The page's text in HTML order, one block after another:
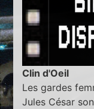
Clin d'Oeil
Les gardes
Jules César